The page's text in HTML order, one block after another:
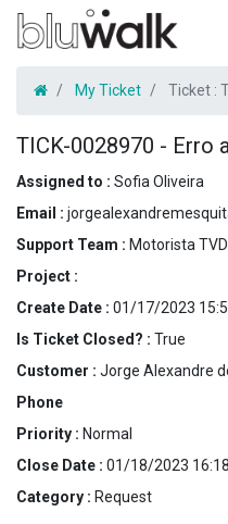
My Ticket Ticket :
TICK-0028970 - Erro
Assigned to : Sofia Oliveira
Email :
Support Team : Motorista
Project :
Create Date : 01/17/2023
Is Ticket Closed? : True
Customer : Jorge Alexandre
Phone
Priority : Normal
Close Date : 01/18/2023
Category : Request